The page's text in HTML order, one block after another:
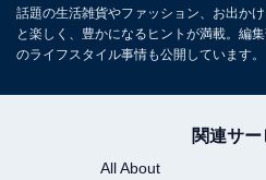
1)J Drugs Dermatol. 2011
Efficacy of cream-based novel
Pavicic T, Gauglitz GG, Lersch
話題の生活雑貨やファッション、お出か
と楽しく、豊かになるヒントが満載。編
のライフスタイル事情も公開しています。
関連サー
All About